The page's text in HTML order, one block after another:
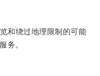
绕过地理限制的可能
务。